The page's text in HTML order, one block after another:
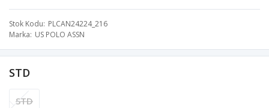
Stok Kodu PLCAN24224_216
Marka US POLO ASSN
STD
STD